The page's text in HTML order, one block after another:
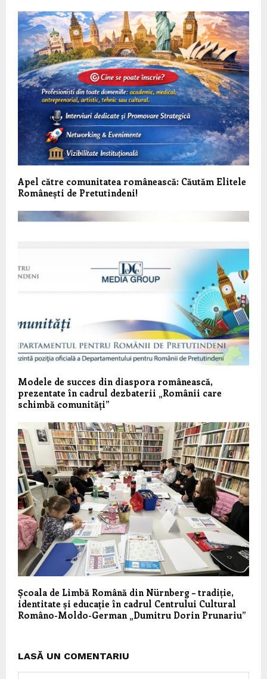
Apel către comunitatea românească: Căutăm Elitele
Românești de Pretutindeni!
Modele de succes din diaspora românească,
prezentate în cadrul dezbaterii „Românii care
schimbă comunități”
Școala de Limbă Română din Nürnberg – tradiție,
identitate și educație în cadrul Centrului Cultural
Româno-Moldo-German „Dumitru Dorin Prunariu”
LASĂ UN COMENTARIU